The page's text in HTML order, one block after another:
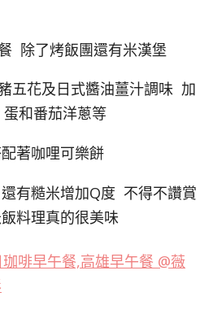
除了烤飯團還有米漢堡
五花及日式醬油薑汁調味 加
蛋和番茄洋蔥等
著咖哩可樂餅
有糙米增加Q度 不得不讚賞
料理真的很美味